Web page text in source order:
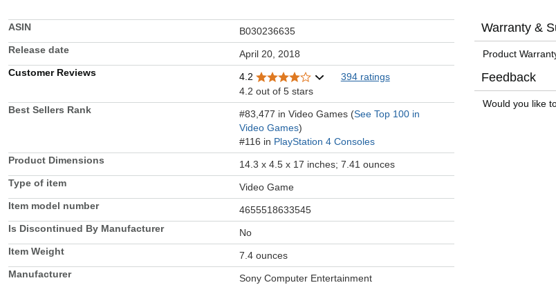
ASIN
B030236635
Release date
April 20, 2018
Customer Reviews
4.2
394 ratings
4.2 out of 5 stars
Best Sellers Rank
#83,477 in Video Games (See Top 100 in
Video Games)
#116 in PlayStation 4 Consoles
Product Dimensions
14.3 x 4.5 x 17 inches; 7.41 ounces
Type of item
Video Game
Item model number
4655518633545
Is Discontinued By Manufacturer
No
Item Weight
7.4 ounces
Manufacturer
Sony Computer Entertainment
Warranty &
Product
Feedback
Would you like